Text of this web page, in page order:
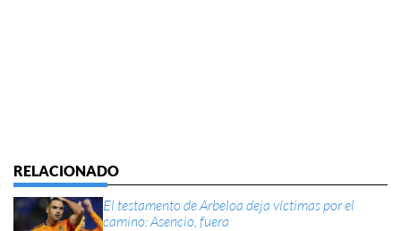
El testamento de Arbeloa deja víctimas por el
camino: Asencio, fuera